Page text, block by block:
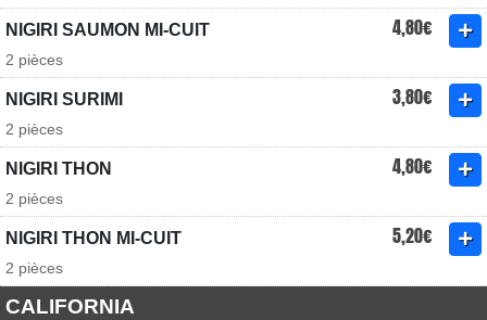
NIGIRI SAUMON MI-CUIT 4,80€
2 pièces
NIGIRI SURIMI 3,80€
2 pièces
NIGIRI THON 4,80€
2 pièces
NIGIRI THON MI-CUIT 5,20€
2 pièces
CALIFORNIA